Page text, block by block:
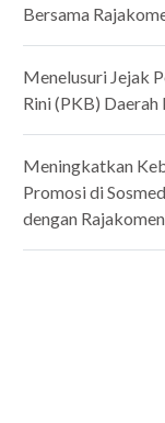
Bersama
Menelusuri Jejak
Rini (PKB)
Meningkatkan
Promosi di
dengan